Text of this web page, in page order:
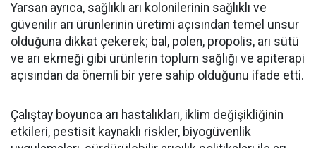
Yarsan ayrıca, sağlıklı arı kolonilerinin sağlıklı ve
güvenilir arı ürünlerinin üretimi açısından temel unsur
olduğuna dikkat çekerek; bal, polen, propolis, arı sütü
ve arı ekmeği gibi ürünlerin toplum sağlığı ve apiterapi
açısından da önemli bir yere sahip olduğunu ifade etti.
Çalıştay boyunca arı hastalıkları, iklim değişikliğinin
etkileri, pestisit kaynaklı riskler, biyogüvenlik